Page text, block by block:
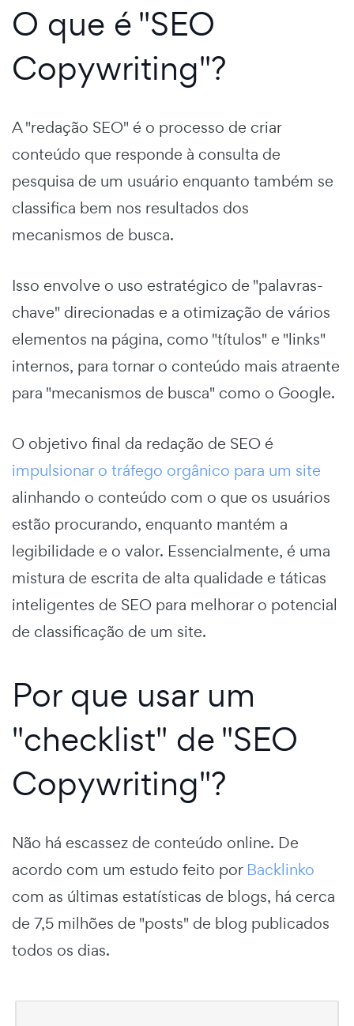
O que é "SEO
Copywriting"?
A "redação SEO" é o processo de criar
conteúdo que responde à consulta de
pesquisa de um usuário enquanto também se
classifica bem nos resultados dos
mecanismos de busca.
Isso envolve o uso estratégico de "palavras-
chave" direcionadas e a otimização de vários
elementos na página, como "títulos" e "links"
internos, para tornar o conteúdo mais atraente
para "mecanismos de busca" como o Google.
O objetivo final da redação de SEO é
impulsionar o tráfego orgânico para um site
alinhando o conteúdo com o que os usuários
estão procurando, enquanto mantém a
legibilidade e o valor. Essencialmente, é uma
mistura de escrita de alta qualidade e táticas
inteligentes de SEO para melhorar o potencial
de classificação de um site.
Por que usar um
"checklist" de "SEO
Copywriting"?
Não há escassez de conteúdo online. De
acordo com um estudo feito por Backlinko
com as últimas estatísticas de blogs, há cerca
de 7,5 milhões de "posts" de blog publicados
todos os dias.